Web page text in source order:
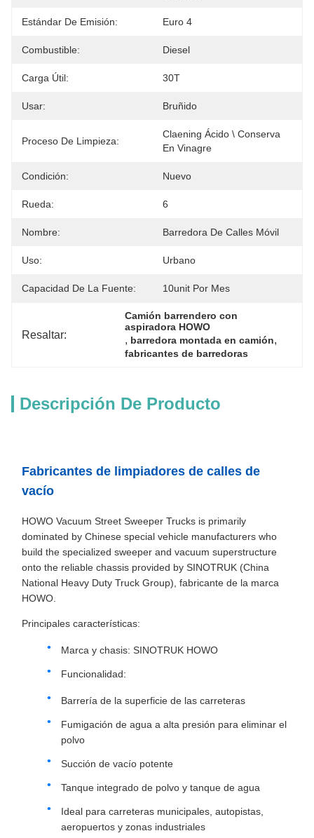
Estándar De Emisión: Euro 4
Combustible: Diesel
Carga Útil: 30T
Usar: Bruñido
Proceso De Limpieza:
Claening Ácido \ Conserva
En Vinagre
Condición: Nuevo
Rueda: 6
Nombre: Barredora De Calles Móvil
Uso: Urbano
Capacidad De La Fuente: 10unit Por Mes
Resaltar:
Camión barrendero con
aspiradora HOWO
, barredora montada en camión,
fabricantes de barredoras
Descripción De Producto
Fabricantes de limpiadores de calles de
vacío
HOWO Vacuum Street Sweeper Trucks is primarily
dominated by Chinese special vehicle manufacturers who
build the specialized sweeper and vacuum superstructure
onto the reliable chassis provided by SINOTRUK (China
National Heavy Duty Truck Group), fabricante de la marca
HOWO.
Principales características:
Marca y chasis: SINOTRUK HOWO
Funcionalidad:
Barrería de la superficie de las carreteras
Fumigación de agua a alta presión para eliminar el
polvo
Succión de vacío potente
Tanque integrado de polvo y tanque de agua
Ideal para carreteras municipales, autopistas,
aeropuertos y zonas industriales